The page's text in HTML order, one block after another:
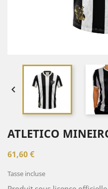

ATLETICO
61,60 €
Tasse incluse